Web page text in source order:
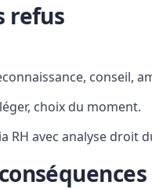
refus
conseil,
choix du moment.
RH avec analyse droit